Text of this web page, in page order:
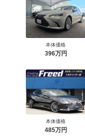
本体価格
396万円
本体価格
485万円